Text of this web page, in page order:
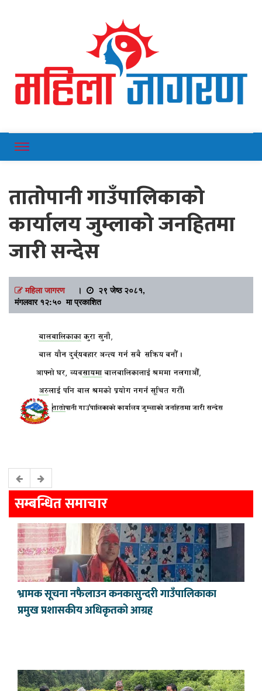
Mahilajagaran
तातोपानी गाउँपालिकाको
कार्यालय जुम्लाको जनहितमा
जारी सन्देस
महिला जागरण।
२९ जेष्ठ २०८१,
मंगलवार १२:५० मा प्रकाशित
सम्बन्धित समाचार
भ्रामक सूचना नफैलाउन कनकासुन्दरी गाउँपालिकाका
प्रमुख प्रशासकीय अधिकृतको आग्रह